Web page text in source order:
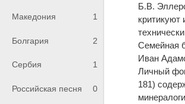
Македония 1
Болгария 2
Сербия 1
Российская песня 0
Б.В.
критикуют
Семейная
Иван
Личный
181)